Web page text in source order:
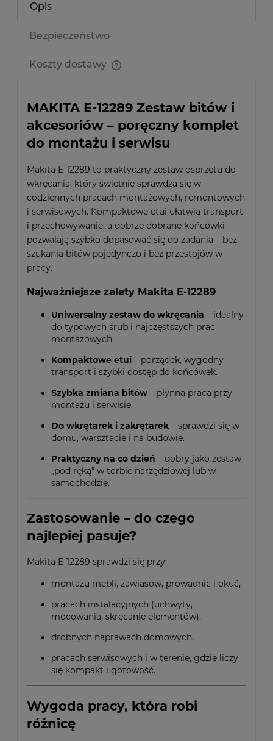
Opis
Bezpieczeństwo
Koszty dostawy
MAKITA E-12289 Zestaw bitów i
akcesoriów – poręczny komplet
do montażu i serwisu
Makita E-12289 to praktyczny zestaw osprzętu do
wkręcania, który świetnie sprawdza się w
codziennych pracach montażowych, remontowych
i serwisowych. Kompaktowe etui ułatwia transport
i przechowywanie, a dobrze dobrane końcówki
pozwalają szybko dopasować się do zadania – bez
szukania bitów pojedynczo i bez przestojów w
pracy.
Najważniejsze zalety Makita E-12289
Uniwersalny zestaw do wkręcania – idealny
do typowych śrub i najczęstszych prac
montażowych.
Kompaktowe etui – porządek, wygodny
transport i szybki dostęp do końcówek.
Szybka zmiana bitów – płynna praca przy
montażu i serwisie.
Do wkrętarek i zakrętarek – sprawdzi się w
domu, warsztacie i na budowie.
Praktyczny na co dzień – dobry jako zestaw
„pod ręką” w torbie narzędziowej lub w
samochodzie.
Zastosowanie – do czego
najlepiej pasuje?
Makita E-12289 sprawdzi się przy:
montażu mebli, zawiasów, prowadnic i okuć,
pracach instalacyjnych (uchwyty,
mocowania, skręcanie elementów),
drobnych naprawach domowych,
pracach serwisowych i w terenie, gdzie liczy
się kompakt i gotowość.
Wygoda pracy, która robi
różnicę